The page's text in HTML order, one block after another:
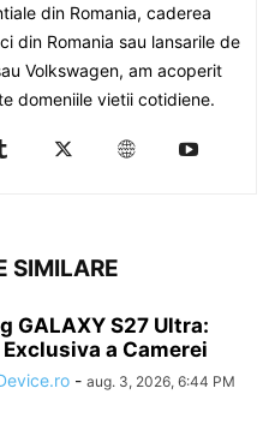
din Romania, caderea
din Romania sau lansarile de
Volkswagen, am acoperit
domeniile vietii cotidiene.
SIMILARE
GALAXY S27 Ultra:
a Camerei
- aug. 3, 2026, 6:44 PM